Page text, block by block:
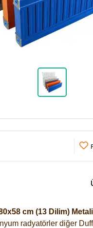
cm (13 Dilim)
radyatörler diğer